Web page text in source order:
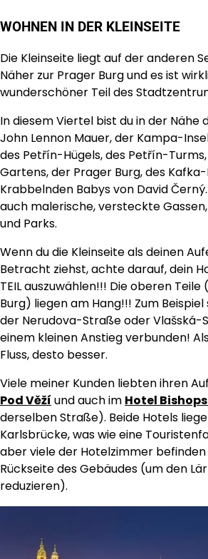
WOHNEN IN DER KLEINSEITE
Die Kleinseite liegt auf der anderen
Näher zur Prager Burg und es ist
wunderschöner Teil des
In diesem Viertel bist du in der Nähe
John Lennon Mauer, der Kampa-
des Petřín-Hügels, des Petřín-
Gartens, der Prager Burg, des
Krabbelnden Babys von David
auch malerische, versteckte
und Parks.
Wenn du die Kleinseite als deinen
Betracht ziehst, achte darauf, dein
TEIL auszuwählen!!! Die oberen
Burg) liegen am Hang!!! Zum
der Nerudova-Straße oder
einem kleinen Anstieg verbunden!
Fluss, desto besser.
Viele meiner Kunden liebten ihren
Pod Věží und auch im Hotel
derselben Straße). Beide Hotels
Karlsbrücke, was wie eine
aber viele der Hotelzimmer
Rückseite des Gebäudes (um den
reduzieren).